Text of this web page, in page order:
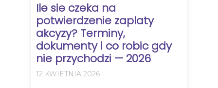
Ile sie czeka na
potwierdzenie zaplaty
akcyzy? Terminy,
dokumenty i co robic gdy
nie przychodzi — 2026
12 KWIETNIA 2026